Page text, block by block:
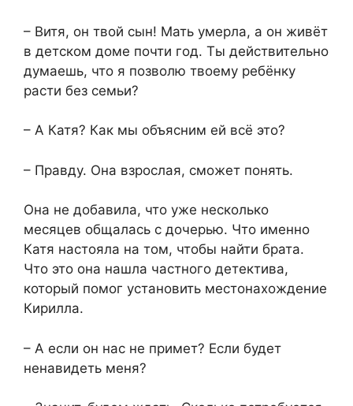
– Витя, он твой сын! Мать умерла, а он живёт
в детском доме почти год. Ты действительно
думаешь, что я позволю твоему ребёнку
расти без семьи?
– А Катя? Как мы объясним ей всё это?
– Правду. Она взрослая, сможет понять.
Она не добавила, что уже несколько
месяцев общалась с дочерью. Что именно
Катя настояла на том, чтобы найти брата.
Что это она нашла частного детектива,
который помог установить местонахождение
Кирилла.
– А если он нас не примет? Если будет
ненавидеть меня?